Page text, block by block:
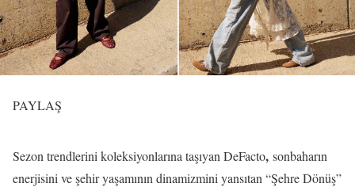
PAYLAŞ
Sezon trendlerini koleksiyonlarına taşıyan DeFacto, sonbaharın
enerjisini ve şehir yaşamının dinamizmini yansıtan “Şehre Dönüş”